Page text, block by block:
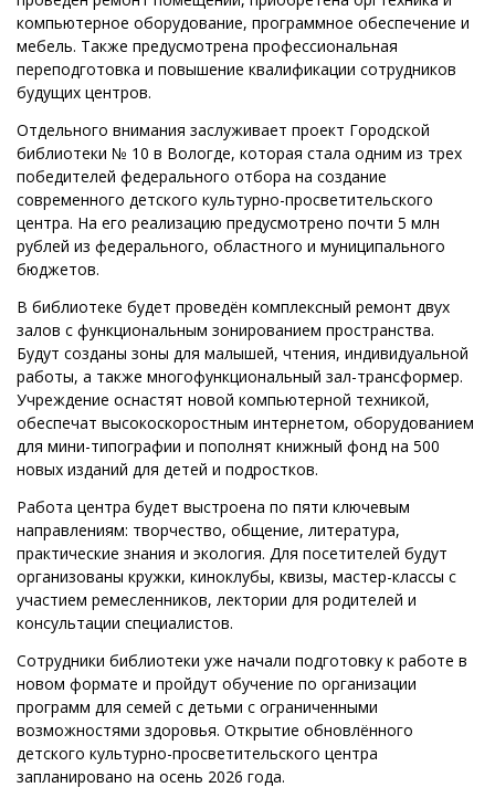
компьютерное оборудование, программное обеспечение и
мебель. Также предусмотрена профессиональная
переподготовка и повышение квалификации сотрудников
будущих центров.
Отдельного внимания заслуживает проект Городской
библиотеки № 10 в Вологде, которая стала одним из трех
победителей федерального отбора на создание
современного детского культурно-просветительского
центра. На его реализацию предусмотрено почти 5 млн
рублей из федерального, областного и муниципального
бюджетов.
В библиотеке будет проведён комплексный ремонт двух
залов с функциональным зонированием пространства.
Будут созданы зоны для малышей, чтения, индивидуальной
работы, а также многофункциональный зал-трансформер.
Учреждение оснастят новой компьютерной техникой,
обеспечат высокоскоростным интернетом, оборудованием
для мини-типографии и пополнят книжный фонд на 500
новых изданий для детей и подростков.
Работа центра будет выстроена по пяти ключевым
направлениям: творчество, общение, литература,
практические знания и экология. Для посетителей будут
организованы кружки, киноклубы, квизы, мастер-классы с
участием ремесленников, лектории для родителей и
консультации специалистов.
Сотрудники библиотеки уже начали подготовку к работе в
новом формате и пройдут обучение по организации
программ для семей с детьми с ограниченными
возможностями здоровья. Открытие обновлённого
детского культурно-просветительского центра
запланировано на осень 2026 года.